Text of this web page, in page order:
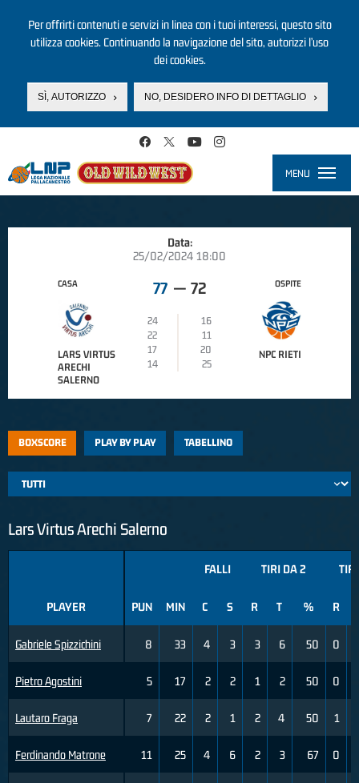
Per offrirti contenuti e servizi in linea con i tuoi interessi, questo sito
utilizza cookies. Continuando la navigazione del sito, autorizzi l’uso
dei cookies.
SÌ, AUTORIZZO NO, DESIDERO INFO DI DETTAGLIO
MENU
Data:
25/02/2024 18:00
CASA
LARS VIRTUS
ARECHI
SALERNO
77 — 72
24
16
22
11
17
20
14
25
OSPITE
NPC RIETI
BOXSCORE PLAY BY PLAY TABELLINO
Lars Virtus Arechi Salerno
PLAYER
Gabriele Spizzichini
Pietro Agostini
Lautaro Fraga
Ferdinando Matrone
FALLI TIRI DA 2
PUN MIN C S R T % R
8 33 4 3 3 6 50 0
5 17 2 2 1 2 50 0
7 22 2 1 2 4 50 1
11 25 4 6 2 3 67 0